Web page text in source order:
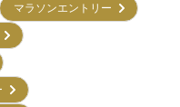
マラソンエントリー